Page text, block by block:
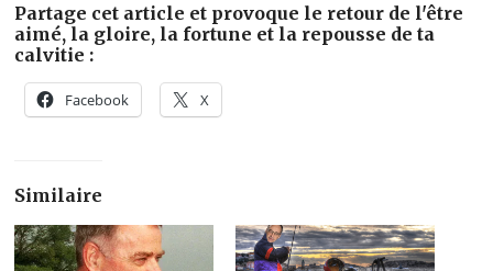
Partage cet article et provoque le retour de l'être
aimé, la gloire, la fortune et la repousse de ta
calvitie :
Facebook X
Similaire